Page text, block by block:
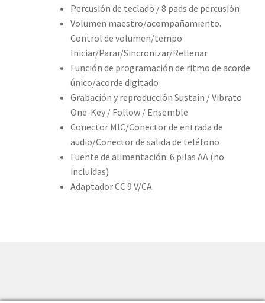
Percusión de teclado / 8 pads de percusión
Volumen maestro/acompañamiento.
Control de volumen/tempo
Iniciar/Parar/Sincronizar/Rellenar
Función de programación de ritmo de acorde
único/acorde digitado
Grabación y reproducción Sustain / Vibrato
One-Key / Follow / Ensemble
Conector MIC/Conector de entrada de
audio/Conector de salida de teléfono
Fuente de alimentación: 6 pilas AA (no
incluidas)
Adaptador CC 9 V/CA